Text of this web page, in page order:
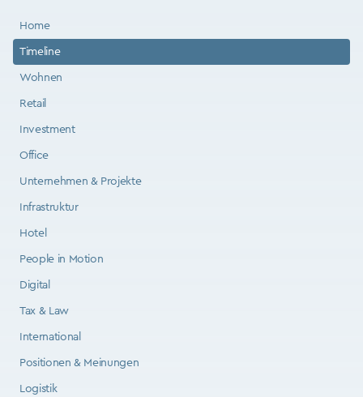
Home
Timeline
Wohnen
Retail
Investment
Office
Unternehmen & Projekte
Infrastruktur
Hotel
People in Motion
Digital
Tax & Law
International
Positionen & Meinungen
Logistik